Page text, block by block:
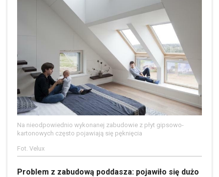
Na nieodpowiednio wykonanej zabudowie z płyt gipsowo-
kartonowych często pojawiają się pęknięcia
Fot. Velux
Problem z zabudową poddasza: pojawiło się dużo